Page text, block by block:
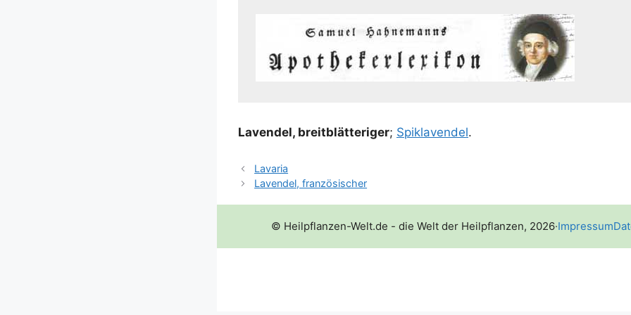
Laven­del, breit­blät­te­ri­ger; Spikla­ven­del.
Lavaria
Lavendel, französischer
© Heilpflanzen-Welt.de - die Welt der Heilpflanzen, 2026·Impressum